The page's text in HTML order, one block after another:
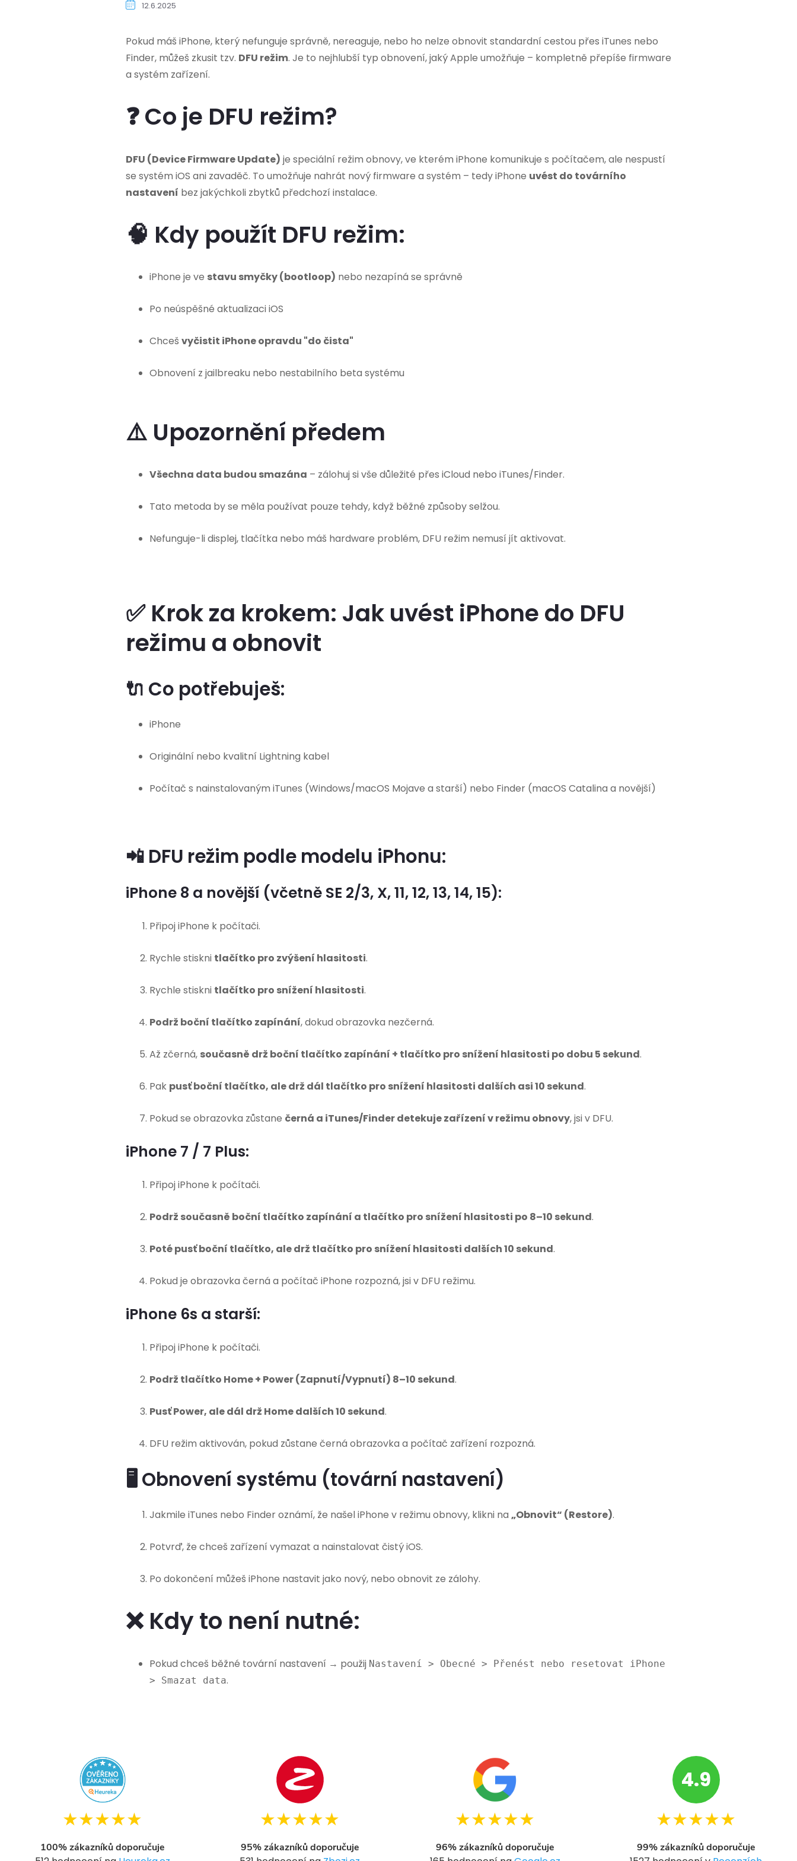
12.6.2025
Pokud máš iPhone, který nefunguje správně, nereaguje, nebo ho nelze obnovit standardní cestou přes iTunes nebo
Finder, můžeš zkusit tzv. DFU režim. Je to nejhlubší typ obnovení, jaký Apple umožňuje – kompletně přepíše firmware
a systém zařízení.
❓ Co je DFU režim?
DFU (Device Firmware Update) je speciální režim obnovy, ve kterém iPhone komunikuje s počítačem, ale nespustí
se systém iOS ani zavaděč. To umožňuje nahrát nový firmware a systém – tedy iPhone uvést do továrního
nastavení bez jakýchkoli zbytků předchozí instalace.
🧠 Kdy použít DFU režim:
iPhone je ve stavu smyčky (bootloop) nebo nezapíná se správně
Po neúspěšné aktualizaci iOS
Chceš vyčistit iPhone opravdu "do čista"
Obnovení z jailbreaku nebo nestabilního beta systému
⚠️ Upozornění předem
Všechna data budou smazána – zálohuj si vše důležité přes iCloud nebo iTunes/Finder.
Tato metoda by se měla používat pouze tehdy, když běžné způsoby selžou.
Nefunguje-li displej, tlačítka nebo máš hardware problém, DFU režim nemusí jít aktivovat.
✅ Krok za krokem: Jak uvést iPhone do DFU
režimu a obnovit
🔌 Co potřebuješ:
iPhone
Originální nebo kvalitní Lightning kabel
Počítač s nainstalovaným iTunes (Windows/macOS Mojave a starší) nebo Finder (macOS Catalina a novější)
📲 DFU režim podle modelu iPhonu:
iPhone 8 a novější (včetně SE 2/3, X, 11, 12, 13, 14, 15):
Připoj iPhone k počítači.
Rychle stiskni tlačítko pro zvýšení hlasitosti.
Rychle stiskni tlačítko pro snížení hlasitosti.
Podrž boční tlačítko zapínání, dokud obrazovka nezčerná.
Až zčerná, současně drž boční tlačítko zapínání + tlačítko pro snížení hlasitosti po dobu 5 sekund.
Pak pusť boční tlačítko, ale drž dál tlačítko pro snížení hlasitosti dalších asi 10 sekund.
Pokud se obrazovka zůstane černá a iTunes/Finder detekuje zařízení v režimu obnovy, jsi v DFU.
iPhone 7 / 7 Plus:
Připoj iPhone k počítači.
Podrž současně boční tlačítko zapínání a tlačítko pro snížení hlasitosti po 8–10 sekund.
Poté pusť boční tlačítko, ale drž tlačítko pro snížení hlasitosti dalších 10 sekund.
Pokud je obrazovka černá a počítač iPhone rozpozná, jsi v DFU režimu.
iPhone 6s a starší:
Připoj iPhone k počítači.
Podrž tlačítko Home + Power (Zapnutí/Vypnutí) 8–10 sekund.
Pusť Power, ale dál drž Home dalších 10 sekund.
DFU režim aktivován, pokud zůstane černá obrazovka a počítač zařízení rozpozná.
🖥️ Obnovení systému (tovární nastavení)
Jakmile iTunes nebo Finder oznámí, že našel iPhone v režimu obnovy, klikni na „Obnovit“ (Restore).
Potvrď, že chceš zařízení vymazat a nainstalovat čistý iOS.
Po dokončení můžeš iPhone nastavit jako nový, nebo obnovit ze zálohy.
❌ Kdy to není nutné:
Pokud chceš běžné tovární nastavení → použij Nastavení > Obecné > Přenést nebo resetovat iPhone
> Smazat data.
★★★★★
100% zákazníků doporučuje
★★★★★
95% zákazníků doporučuje
★★★★★
96% zákazníků doporučuje
4.9
★★★★★
99% zákazníků doporučuje